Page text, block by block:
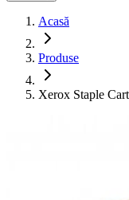
Acasă
Produse
Xerox Staple